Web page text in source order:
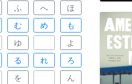
ふ へ
ほ
む め
も
ゆ
よ
る れ
ろ
を ん